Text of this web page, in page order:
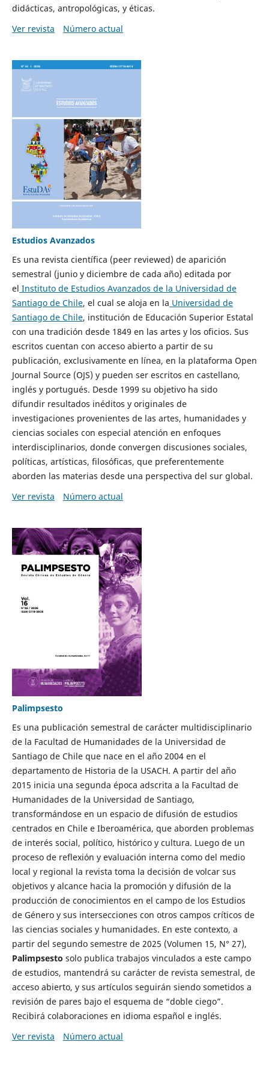
didácticas, antropológicas, y éticas.
Ver revista
Número actual
Estudios Avanzados
Es una revista científica (peer reviewed) de aparición
semestral (junio y diciembre de cada año) editada por
el Instituto de Estudios Avanzados de la Universidad de
Santiago de Chile, el cual se aloja en la Universidad de
Santiago de Chile, institución de Educación Superior Estatal
con una tradición desde 1849 en las artes y los oficios. Sus
escritos cuentan con acceso abierto a partir de su
publicación, exclusivamente en línea, en la plataforma Open
Journal Source (OJS) y pueden ser escritos en castellano,
inglés y portugués. Desde 1999 su objetivo ha sido
difundir resultados inéditos y originales de
investigaciones provenientes de las artes, humanidades y
ciencias sociales con especial atención en enfoques
interdisciplinarios, donde convergen discusiones sociales,
políticas, artísticas, filosóficas, que preferentemente
aborden las materias desde una perspectiva del sur global.
Ver revista
Número actual
Palimpsesto
Es una publicación semestral de carácter multidisciplinario
de la Facultad de Humanidades de la Universidad de
Santiago de Chile que nace en el año 2004 en el
departamento de Historia de la USACH. A partir del año
2015 inicia una segunda época adscrita a la Facultad de
Humanidades de la Universidad de Santiago,
transformándose en un espacio de difusión de estudios
centrados en Chile e Iberoamérica, que aborden problemas
de interés social, político, histórico y cultura. Luego de un
proceso de reflexión y evaluación interna como del medio
local y regional la revista toma la decisión de volcar sus
objetivos y alcance hacia la promoción y difusión de la
producción de conocimientos en el campo de los Estudios
de Género y sus intersecciones con otros campos críticos de
las ciencias sociales y humanidades. En este contexto, a
partir del segundo semestre de 2025 (Volumen 15, N° 27),
Palimpsesto solo publica trabajos vinculados a este campo
de estudios, mantendrá su carácter de revista semestral, de
acceso abierto, y sus artículos seguirán siendo sometidos a
revisión de pares bajo el esquema de “doble ciego”.
Recibirá colaboraciones en idioma español e inglés.
Ver revista
Número actual